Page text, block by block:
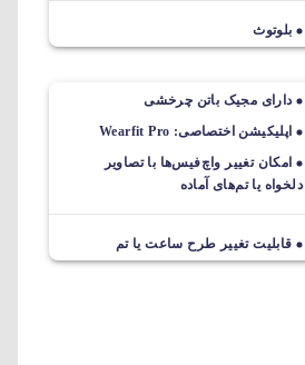
بلوتوث
دارای مجیک باتن چرخشی
اپلیکیشن اختصاصی: Wearfit Pro
امکان تغییر واچ‌فیس‌ها با تصاویر
دلخواه یا تم‌های آماده
قابلیت تغییر طرح ساعت یا تم